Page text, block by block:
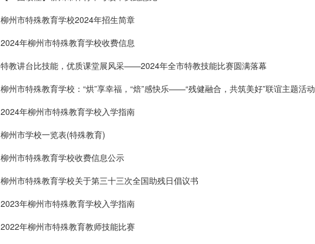
柳州市特殊教育学校2024年招生简章
2024年柳州市特殊教育学校收费信息
特教讲台比技能，优质课堂展风采——2024年全市特教技能比赛圆满落幕
柳州市特殊教育学校：“烘”享幸福，“焙”感快乐——“残健融合，共筑美好”联谊主题活动
2024年柳州市特殊教育学校入学指南
柳州市学校一览表(特殊教育)
柳州市特殊教育学校收费信息公示
柳州市特殊教育学校关于第三十三次全国助残日倡议书
2023年柳州市特殊教育学校入学指南
2022年柳州市特殊教育教师技能比赛